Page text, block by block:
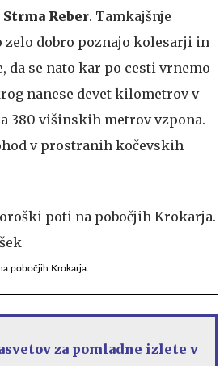
Strma Reber. Tamkajšnje
zelo dobro poznajo kolesarji in
da se nato kar po cesti vrnemo
nanese devet kilometrov v
380 višinskih metrov vzpona.
v prostranih kočevskih
pobočjih Krokarja.
za pomladne izlete v